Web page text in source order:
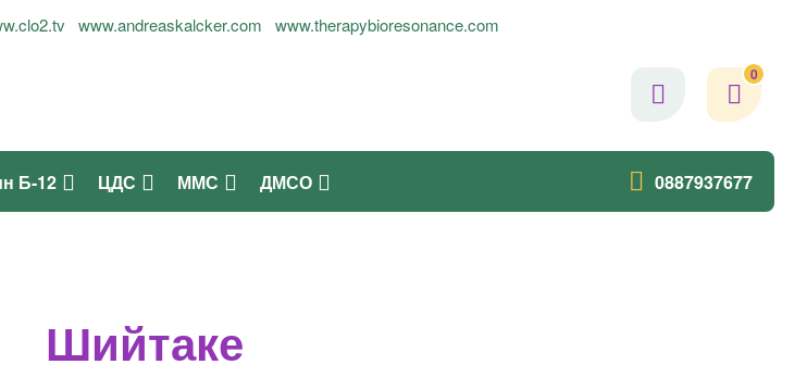
www.andreaskalcker.com www.therapybioresonance.com
0
Б-12 ЦДС ММС ДМСО 0887937677
Шийтаке